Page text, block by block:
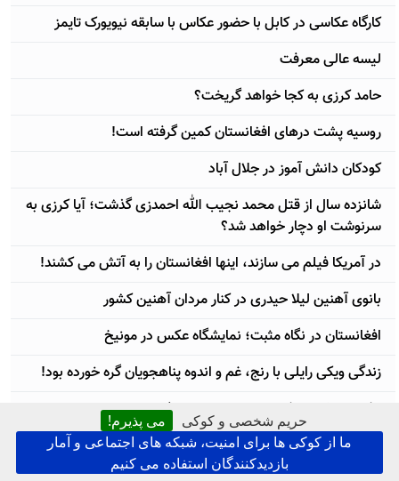
حریم شخصی و کوکی
می پذیرم!
ما از کوکی ها برای امنیت، شبکه های اجتماعی و آمار
بازدیدکنندگان استفاده می کنیم
کارگاه عکاسی در کابل با حضور عکاس با سابقه نیویورک تایمز
لیسه عالی معرفت
حامد کرزی به کجا خواهد گریخت؟
روسیه پشت درهای افغانستان کمین گرفته است!
کودکان دانش آموز در جلال آباد
شانزده سال از قتل محمد نجیب‌ الله احمدزی گذشت؛ آيا کرزی به
سرنوشت او دچار خواهد شد؟
در آمریکا فیلم می سازند، اینها افغانستان را به آتش می کشند!
بانوی آهنین لیلا حیدری در کنار مردان آهنین کشور
افغانستان در نگاه مثبت؛ نمایشگاه عکس در مونیخ
زندگی ویکی رایلی با رنج، غم و اندوه پناهجویان گره خورده بود!
حکومت طالبانی کرزی تروریست های افغان را با تشویق و دعا و
سلام از زندان آزاد کرد!
اعتراض بامیانی ها به عدم بازداشت متهمان قتل شکیلا و فساد